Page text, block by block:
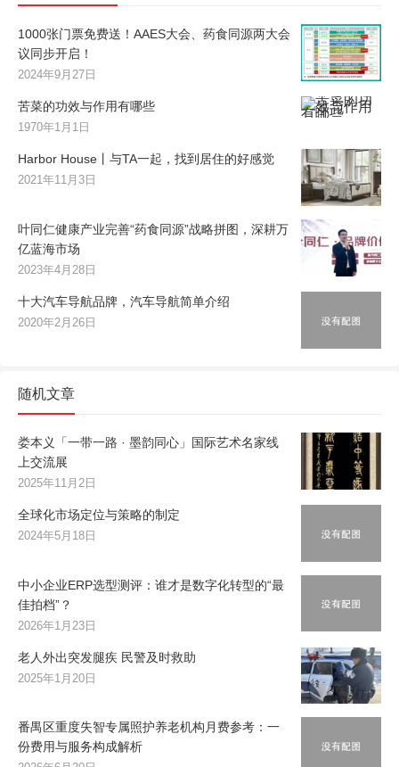
1000张门票免费送！AAES大会、药食同源两大会
议同步开启！
2024年9月27日
苦菜的功效与作用有哪些
1970年1月1日
Harbor House丨与TA一起，找到居住的好感觉
2021年11月3日
叶同仁健康产业完善“药食同源”战略拼图，深耕万
亿蓝海市场
2023年4月28日
十大汽车导航品牌，汽车导航简单介绍
2020年2月26日
随机文章
娄本义「一带一路 · 墨韵同心」国际艺术名家线
上交流展
2025年11月2日
全球化市场定位与策略的制定
2024年5月18日
中小企业ERP选型测评：谁才是数字化转型的“最
佳拍档”？
2026年1月23日
老人外出突发腿疾 民警及时救助
2025年1月20日
番禺区重度失智专属照护养老机构月费参考：一
份费用与服务构成解析